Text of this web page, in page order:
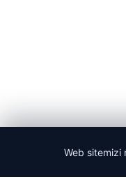
Web sitemizi